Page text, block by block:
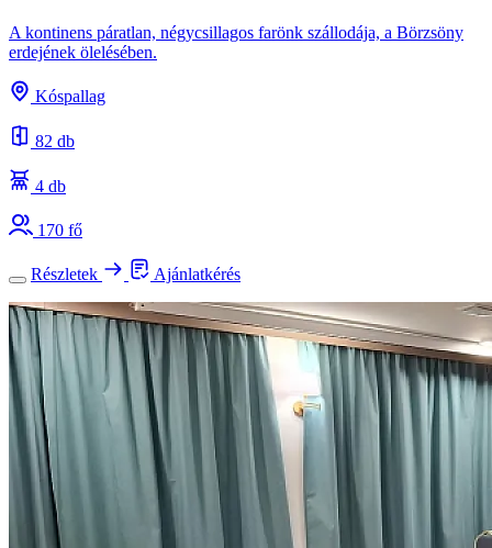
A kontinens páratlan, négycsillagos farönk szállodája, a Börzsöny
erdejének ölelésében.
Kóspallag
82 db
4 db
170 fő
Részletek Ajánlatkérés